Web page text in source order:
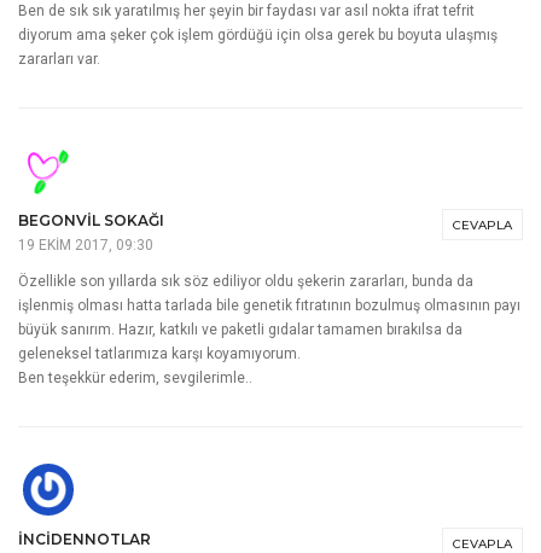
Ben de sık sık yaratılmış her şeyin bir faydası var asıl nokta ifrat tefrit
diyorum ama şeker çok işlem gördüğü için olsa gerek bu boyuta ulaşmış
zararları var.
CEVAPLA
BEGONVIL SOKAĞI
19 EKIM 2017, 09:30
Özellikle son yıllarda sık söz ediliyor oldu şekerin zararları, bunda da
işlenmiş olması hatta tarlada bile genetik fıtratının bozulmuş olmasının payı
büyük sanırım. Hazır, katkılı ve paketli gıdalar tamamen bırakılsa da
geleneksel tatlarımıza karşı koyamıyorum.
Ben teşekkür ederim, sevgilerimle..
CEVAPLA
INCIDENNOTLAR